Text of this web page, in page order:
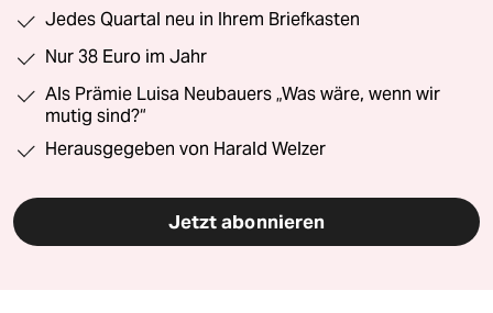
Jedes Quartal neu in Ihrem Briefkasten
Nur 38 Euro im Jahr
Als Prämie Luisa Neubauers „Was wäre, wenn wir
mutig sind?“
Herausgegeben von Harald Welzer
Jetzt abonnieren